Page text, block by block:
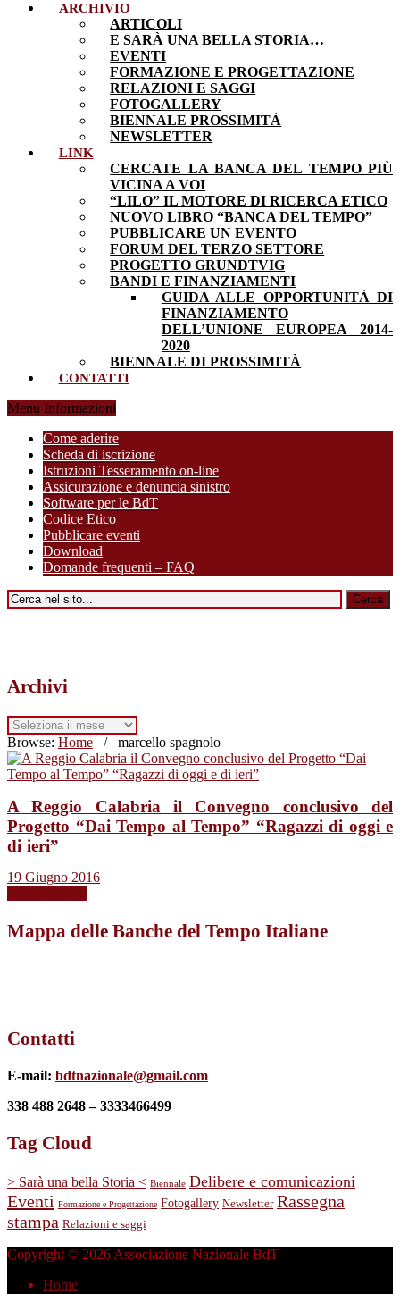
ARCHIVIO
ARTICOLI
E SARÀ UNA BELLA STORIA…
EVENTI
FORMAZIONE E PROGETTAZIONE
RELAZIONI E SAGGI
FOTOGALLERY
BIENNALE PROSSIMITÀ
NEWSLETTER
LINK
CERCATE LA BANCA DEL TEMPO PIÙ
VICINA A VOI
“LILO” IL MOTORE DI RICERCA ETICO
NUOVO LIBRO “BANCA DEL TEMPO”
PUBBLICARE UN EVENTO
FORUM DEL TERZO SETTORE
PROGETTO GRUNDTVIG
BANDI E FINANZIAMENTI
GUIDA ALLE OPPORTUNITÀ DI
FINANZIAMENTO
DELL’UNIONE EUROPEA 2014-
2020
BIENNALE DI PROSSIMITÀ
CONTATTI
Menu Informazioni
Come aderire
Scheda di iscrizione
Istruzioni Tesseramento on-line
Assicurazione e denuncia sinistro
Software per le BdT
Codice Etico
Pubblicare eventi
Download
Domande frequenti – FAQ
Archivi
Archivi
Browse: Home / marcello spagnolo
A Reggio Calabria il Convegno conclusivo del
Progetto “Dai Tempo al Tempo” “Ragazzi di oggi e
di ieri”
19 Giugno 2016
Mappa delle Banche del Tempo Italiane
Contatti
E-mail: bdtnazionale@gmail.com
338 488 2648 – 3333466499
Tag Cloud
> Sarà una bella Storia < Biennale Delibere e comunicazioni
Eventi Formazione e Progettazione Fotogallery Newsletter Rassegna
stampa Relazioni e saggi
Copyright © 2026 Associazione Nazionale BdT
Home